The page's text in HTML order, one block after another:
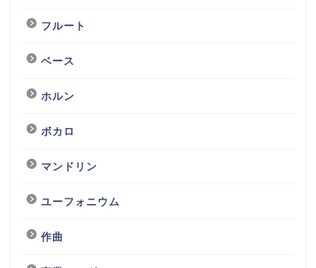
フルート
ベース
ホルン
ボカロ
マンドリン
ユーフォニウム
作曲